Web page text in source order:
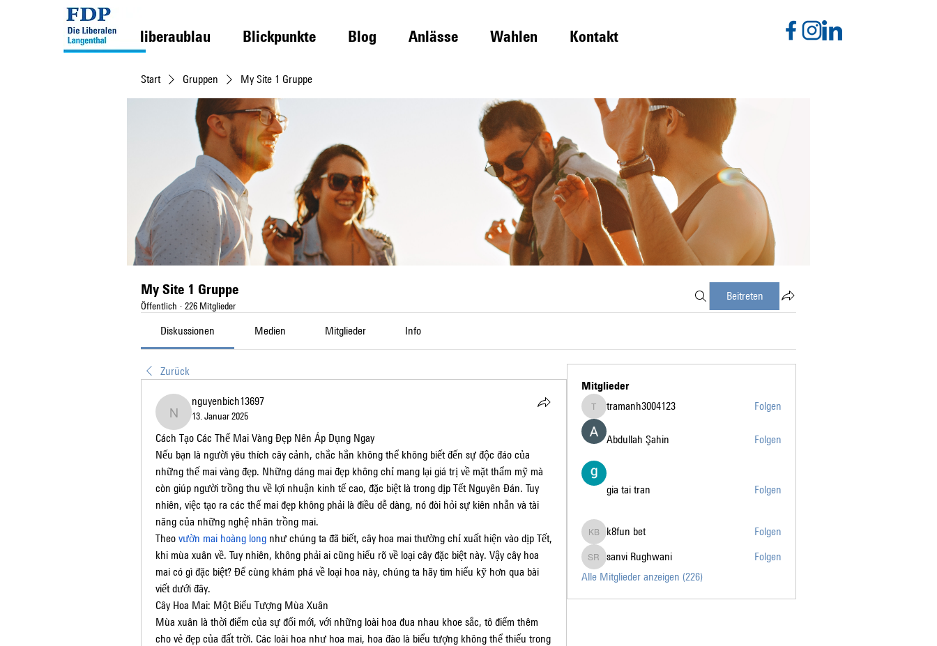
liberaublau Blickpunkte Blog Anlässe Wahlen Kontakt
Start Gruppen My Site 1 Gruppe
My Site 1 Gruppe
Öffentlich · 226 Mitglieder
Beitreten
Diskussionen Medien Mitglieder Info
Zurück
nguyenbich13697
nguyenbich13697
13. Januar 2025
Cách Tạo Các Thế Mai Vàng Đẹp Nên Áp Dụng Ngay
Nếu bạn là người yêu thích cây cảnh, chắc hẳn không thể không biết đến sự độc đáo của
những thế mai vàng đẹp. Những dáng mai đẹp không chỉ mang lại giá trị về mặt thẩm mỹ mà
còn giúp người trồng thu về lợi nhuận kinh tế cao, đặc biệt là trong dịp Tết Nguyên Đán. Tuy
nhiên, việc tạo ra các thế mai đẹp không phải là điều dễ dàng, nó đòi hỏi sự kiên nhẫn và tài
năng của những nghệ nhân trồng mai.
Theo vườn mai hoàng long như chúng ta đã biết, cây hoa mai thường chỉ xuất hiện vào dịp Tết,
khi mùa xuân về. Tuy nhiên, không phải ai cũng hiểu rõ về loại cây đặc biệt này. Vậy cây hoa
mai có gì đặc biệt? Để cùng khám phá về loại hoa này, chúng ta hãy tìm hiểu kỹ hơn qua bài
viết dưới đây.
Cây Hoa Mai: Một Biểu Tượng Mùa Xuân
Mùa xuân là thời điểm của sự đổi mới, với những loài hoa đua nhau khoe sắc, tô điểm thêm
cho vẻ đẹp của đất trời. Các loài hoa như hoa mai, hoa đào là biểu tượng không thể thiếu trong
Mitglieder
tramanh3004123
tramanh3004123 Folgen
Abdullah Şahin Folgen
gia tai tran Folgen
k8fun bet
k8fun bet Folgen
sanvi Rughwani
sanvi Rughwani
Folgen
Alle Mitglieder anzeigen (226)